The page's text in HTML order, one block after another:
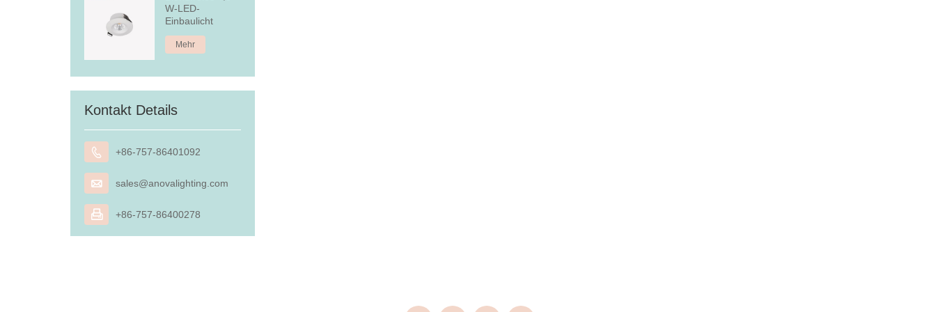
W-LED-
Einbaulicht
Mehr
Kontakt Details
 +86-757-86401092
 sales@anovalighting.com
 +86-757-86400278